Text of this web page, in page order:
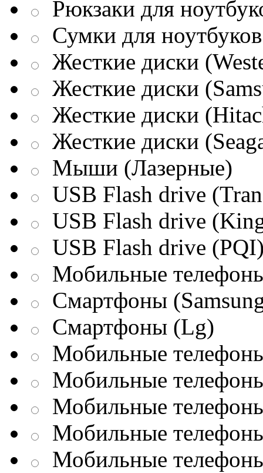
Рюкзаки для
Сумки для
Жесткие диски
Жесткие диски
Жесткие диски
Жесткие диски
Мыши (Лазерные)
USB Flash drive
USB Flash drive
USB Flash drive
Мобильные
Смартфоны
Смартфоны (Lg)
Мобильные
Мобильные
Мобильные
Мобильные
Мобильные